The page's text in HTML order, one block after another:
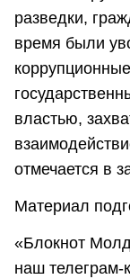
разведки,
время были
властью,
отмечается в
Материал
«Блокнот
наш телеграм-